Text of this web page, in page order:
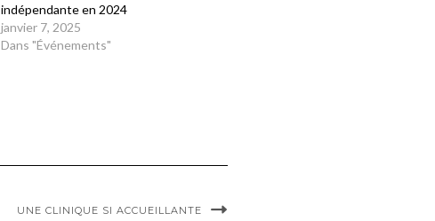
indépendante en 2024
janvier 7, 2025
Dans "Événements"
UNE CLINIQUE SI ACCUEILLANTE